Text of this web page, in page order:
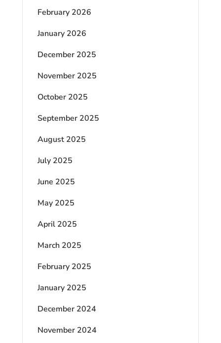
February 2026
January 2026
December 2025
November 2025
October 2025
September 2025
August 2025
July 2025
June 2025
May 2025
April 2025
March 2025
February 2025
January 2025
December 2024
November 2024